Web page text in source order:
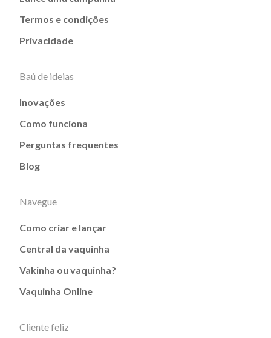
Termos e condições
Privacidade
Baú de ideias
Inovações
Como funciona
Perguntas frequentes
Blog
Navegue
Como criar e lançar
Central da vaquinha
Vakinha ou vaquinha?
Vaquinha Online
Cliente feliz